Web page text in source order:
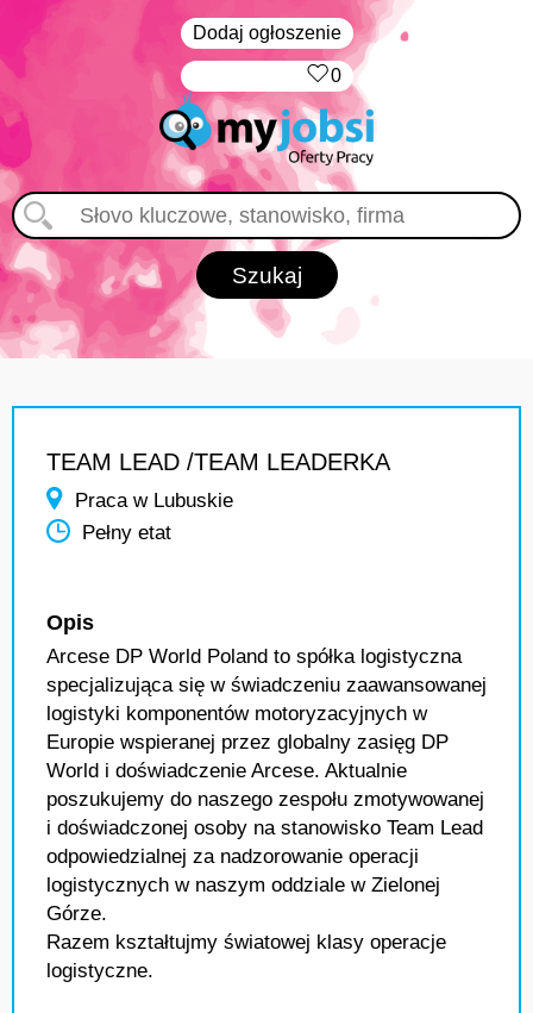
Dodaj ogłoszenie
0
TEAM LEAD /TEAM LEADERKA
Praca w Lubuskie
Pełny etat
Opis
Arcese DP World Poland to spółka logistyczna
specjalizująca się w świadczeniu zaawansowanej
logistyki komponentów motoryzacyjnych w
Europie wspieranej przez globalny zasięg DP
World i doświadczenie Arcese. Aktualnie
poszukujemy do naszego zespołu zmotywowanej
i doświadczonej osoby na stanowisko Team Lead
odpowiedzialnej za nadzorowanie operacji
logistycznych w naszym oddziale w Zielonej
Górze.
Razem kształtujmy światowej klasy operacje
logistyczne.